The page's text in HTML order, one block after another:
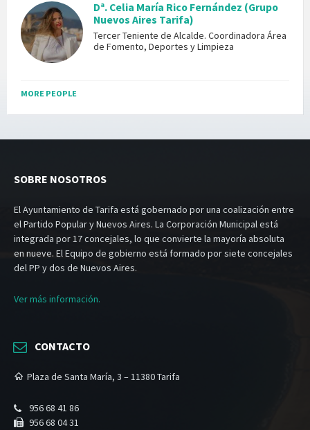
Dª. Celia María Rico Fernández (Grupo
Nuevos Aires Tarifa)
Tercer Teniente de Alcalde. Coordinadora Área
de Fomento, Deportes y Limpieza
MORE PEOPLE
SOBRE NOSOTROS
El Ayuntamiento de Tarifa está gobernado por una coalización entre
el Partido Popular y Nuevos Aires. La Corporación Municipal está
integrada por 17 concejales, lo que convierte la mayoría absoluta
en nueve. El Equipo de gobierno está formado por siete concejales
del PP y dos de Nuevos Aires.
Ver más información.
CONTACTO
Plaza de Santa María, 3 – 11380 Tarifa
956 68 41 86
956 68 04 31